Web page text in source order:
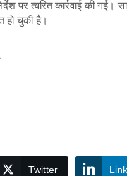
पर त्वरित कार्रवाई की
हो चुकी है।
Twitter